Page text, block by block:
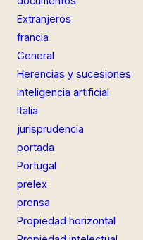
Extranjeros
francia
General
Herencias y sucesiones
inteligencia artificial
Italia
jurisprudencia
portada
Portugal
prelex
prensa
Propiedad horizontal